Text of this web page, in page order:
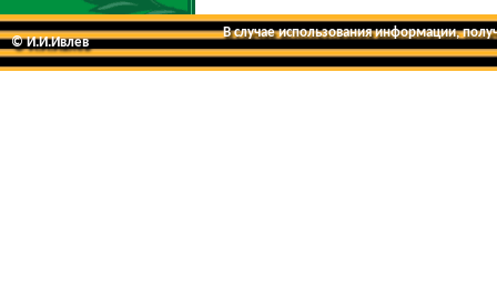
© И.И.Ивлев
В случае использования информации,